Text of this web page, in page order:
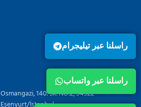
Osmangazi, 140. Sk. NO:2, 34522
راسلنا عبر واتساب
راسلنا عبر تيليجرام